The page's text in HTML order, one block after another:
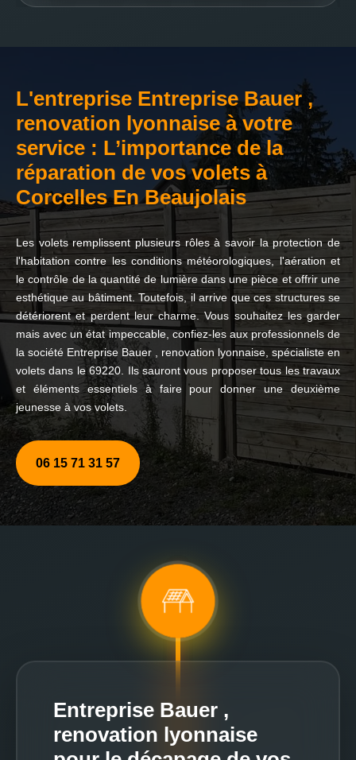
L'entreprise Entreprise Bauer ,
renovation lyonnaise à votre
service : L’importance de la
réparation de vos volets à
Corcelles En Beaujolais
Les volets remplissent plusieurs rôles à savoir la protection de
l'habitation contre les conditions météorologiques, l'aération et
le contrôle de la quantité de lumière dans une pièce et offrir une
esthétique au bâtiment. Toutefois, il arrive que ces structures se
détériorent et perdent leur charme. Vous souhaitez les garder
mais avec un état impeccable, confiez-les aux professionnels de
la société Entreprise Bauer , renovation lyonnaise, spécialiste en
volets dans le 69220. Ils sauront vous proposer tous les travaux
et éléments essentiels à faire pour donner une deuxième
jeunesse à vos volets.
06 15 71 31 57
Entreprise Bauer ,
renovation lyonnaise